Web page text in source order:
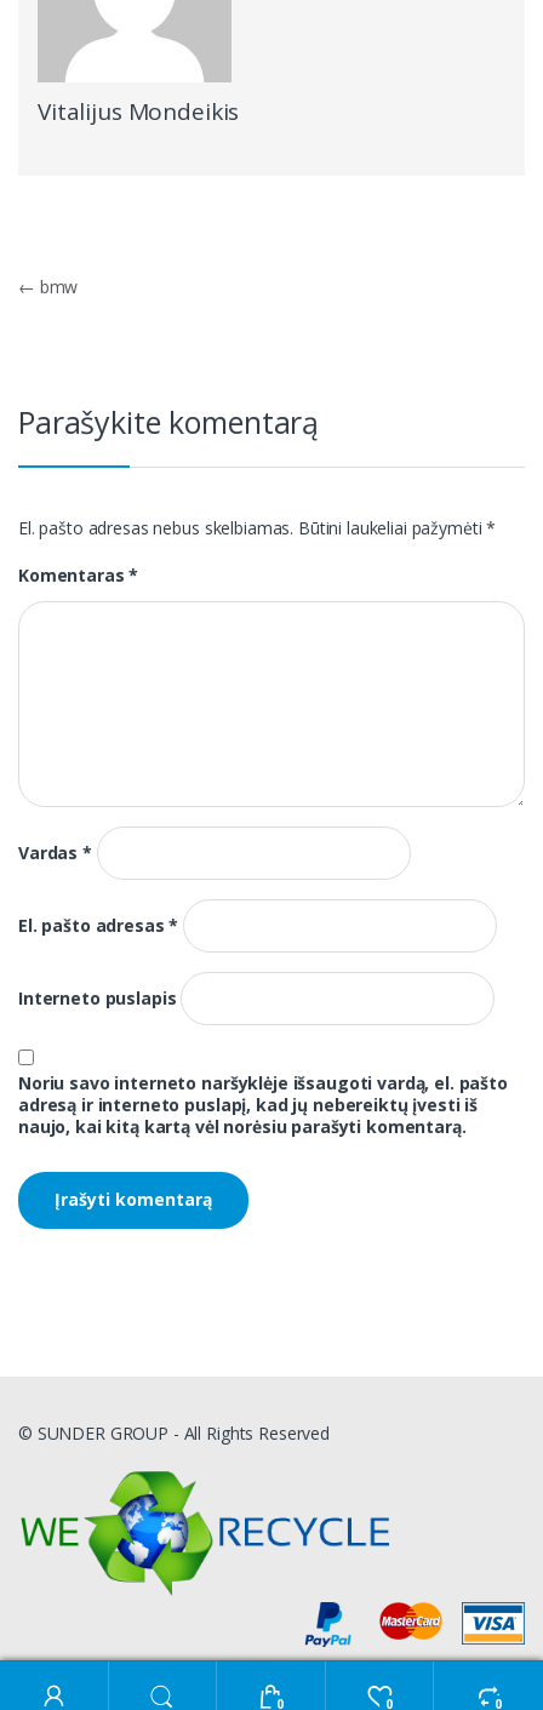
Vitalijus Mondeikis
Navigacija
← bmw
Parašykite komentarą
El. pašto adresas nebus skelbiamas. Būtini laukeliai pažymėti*
Komentaras*
Vardas*
El. pašto adresas*
Interneto puslapis
Noriu savo interneto naršyklėje išsaugoti vardą, el. pašto
adresą ir interneto puslapį, kad jų nebereiktų įvesti iš
naujo, kai kitą kartą vėl norėsiu parašyti komentarą.
© SUNDER GROUP - All Rights Reserved
Ieškoti: 0 0 0